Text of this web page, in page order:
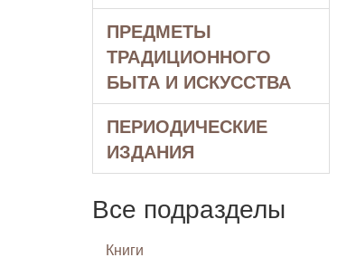
ПРЕДМЕТЫ
ТРАДИЦИОННОГО
БЫТА И ИСКУССТВА
ПЕРИОДИЧЕСКИЕ
ИЗДАНИЯ
Все подразделы
Книги